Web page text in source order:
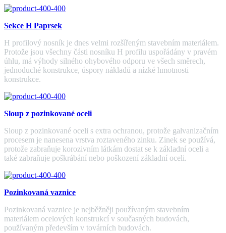
Sekce H Paprsek
H profilový nosník je dnes velmi rozšířeným stavebním materiálem.
Protože jsou všechny části nosníku H profilu uspořádány v pravém
úhlu, má výhody silného ohybového odporu ve všech směrech,
jednoduché konstrukce, úspory nákladů a nízké hmotnosti
konstrukce.
Sloup z pozinkované oceli
Sloup z pozinkované oceli s extra ochranou, protože galvanizačním
procesem je nanesena vrstva roztaveného zinku. Zinek se používá,
protože zabraňuje korozivním látkám dostat se k základní oceli a
také zabraňuje poškrábání nebo poškození základní oceli.
Pozinkovaná vaznice
Pozinkovaná vaznice je nejběžněji používaným stavebním
materiálem ocelových konstrukcí v současných budovách,
používaným především v továrních budovách.